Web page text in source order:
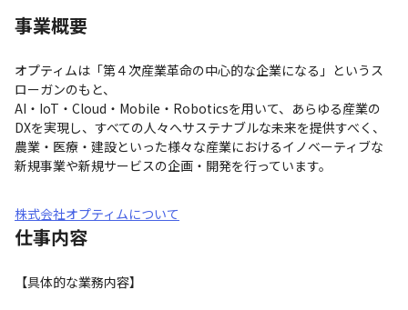
事業概要
オプティムは「第４次産業革命の中心的な企業になる」というス
ローガンのもと、
AI・IoT・Cloud・Mobile・Roboticsを用いて、あらゆる産業の
DXを実現し、すべての人々へサステナブルな未来を提供すべく、
農業・医療・建設といった様々な産業におけるイノベーティブな
新規事業や新規サービスの企画・開発を行っています。
株式会社オプティムについて
仕事内容
【具体的な業務内容】